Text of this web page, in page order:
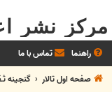
مرکز نشر
راهنما تماس با ما
صفحه اول تالار
گنجینه